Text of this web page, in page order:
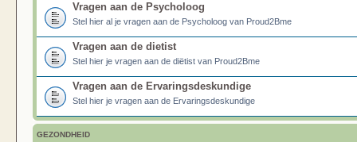
Vragen aan de Psycholoog
Stel hier al je vragen aan de Psycholoog van Proud2Bme
Vragen aan de dietist
Stel hier je vragen aan de diëtist van Proud2Bme
Vragen aan de Ervaringsdeskundige
Stel hier je vragen aan de Ervaringsdeskundige
GEZONDHEID